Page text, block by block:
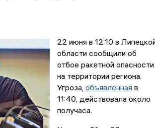
22 июня в 12:10 в
области сообщили об
отбое ракетной опасности
на территории региона.
Угроза, объявленнаяв
11:40, действовала около
получаса.